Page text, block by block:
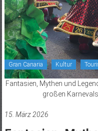
Gran Canaria Kultur
Fantasien, Mythen und
großen
15. März 2026